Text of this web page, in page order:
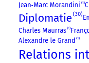
Jean‑Marc Morandini 1
Diplomatie 30
Charles Maurras 1
Alexandre le Grand 1
Relations